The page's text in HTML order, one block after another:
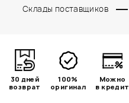
Склады поставщиков
30 дней
возврат
100%
оригинал
Можно
в кредит